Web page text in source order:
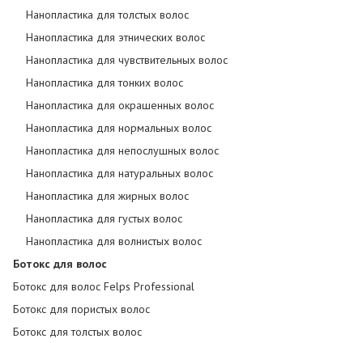
Нанопластика для толстых волос
Нанопластика для этнических волос
Нанопластика для чувствительных волос
Нанопластика для тонких волос
Нанопластика для окрашенных волос
Нанопластика для нормальных волос
Нанопластика для непослушных волос
Нанопластика для натуральных волос
Нанопластика для жирных волос
Нанопластика для густых волос
Нанопластика для волнистых волос
Ботокс для волос
Ботокс для волос Felps Professional
Ботокс для пористых волос
Ботокс для толстых волос